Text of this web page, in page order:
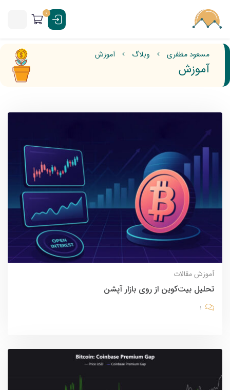
0
مسعود مظفری وبلاگ آموزش
آموزش
آموزشمقالات
تحلیل بیت‌کوین از روی بازار آپشن
1